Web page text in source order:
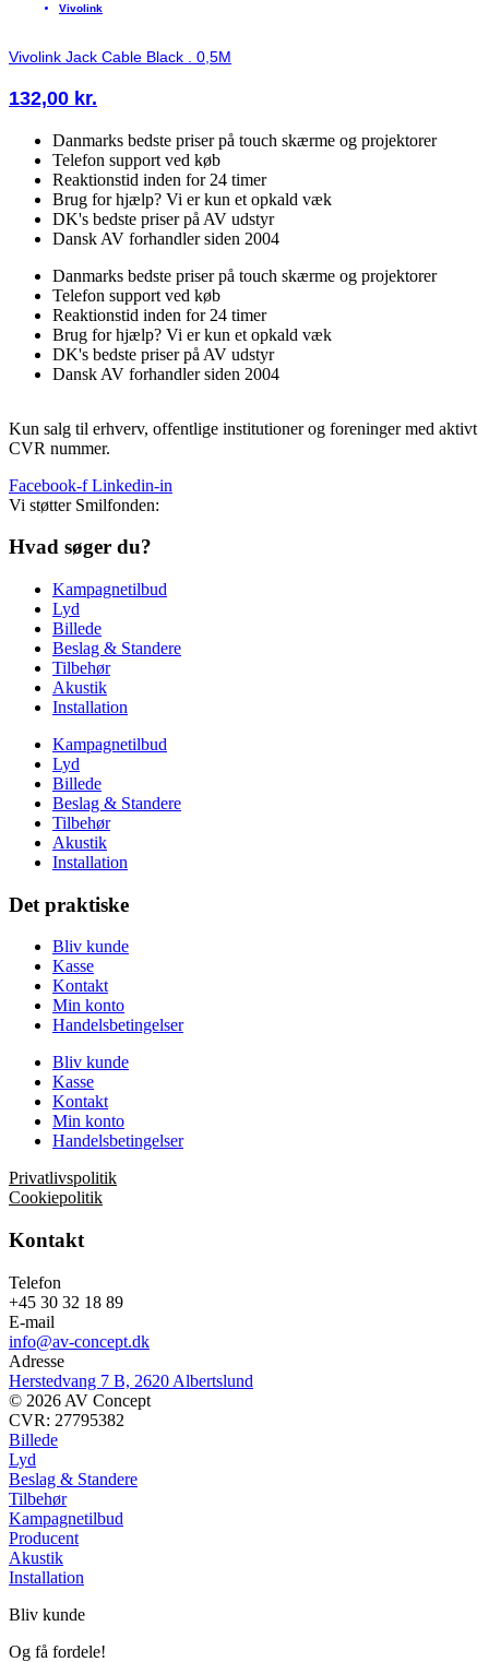
Vivolink
Vivolink Jack Cable Black . 0,5M
132,00 kr.
Danmarks bedste priser på touch skærme og projektorer
Telefon support ved køb
Reaktionstid inden for 24 timer
Brug for hjælp? Vi er kun et opkald væk
DK's bedste priser på AV udstyr
Dansk AV forhandler siden 2004
Danmarks bedste priser på touch skærme og projektorer
Telefon support ved køb
Reaktionstid inden for 24 timer
Brug for hjælp? Vi er kun et opkald væk
DK's bedste priser på AV udstyr
Dansk AV forhandler siden 2004
Kun salg til erhverv, offentlige institutioner og foreninger med aktivt
CVR nummer.
Facebook-f Linkedin-in
Vi støtter Smilfonden:
Hvad søger du?
Kampagnetilbud
Lyd
Billede
Beslag & Standere
Tilbehør
Akustik
Installation
Kampagnetilbud
Lyd
Billede
Beslag & Standere
Tilbehør
Akustik
Installation
Det praktiske
Bliv kunde
Kasse
Kontakt
Min konto
Handelsbetingelser
Bliv kunde
Kasse
Kontakt
Min konto
Handelsbetingelser
Privatlivspolitik
Cookiepolitik
Kontakt
Telefon
+45 30 32 18 89
E-mail
info@av-concept.dk
Adresse
Herstedvang 7 B, 2620 Albertslund
© 2026 AV Concept
CVR: 27795382
Billede
Lyd
Beslag & Standere
Tilbehør
Kampagnetilbud
Producent
Akustik
Installation
Bliv kunde
Og få fordele!